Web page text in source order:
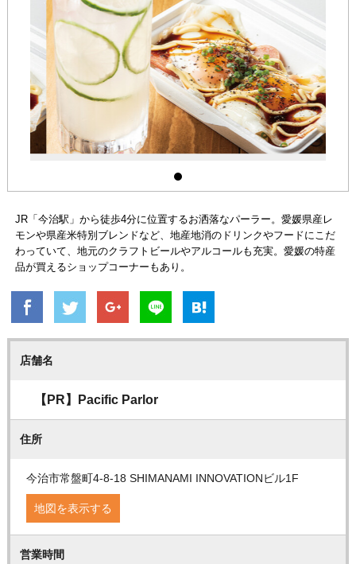
JR「今治駅」から徒歩4分に位置するお洒落なパーラー。愛媛県産レ
モンや県産米特別ブレンドなど、地産地消のドリンクやフードにこだ
わっていて、地元のクラフトビールやアルコールも充実。愛媛の特産
品が買えるショップコーナーもあり。
店舗名
【PR】Pacific Parlor
住所
今治市常盤町4-8-18 SHIMANAMI INNOVATIONビル1F
地図を表示する
営業時間